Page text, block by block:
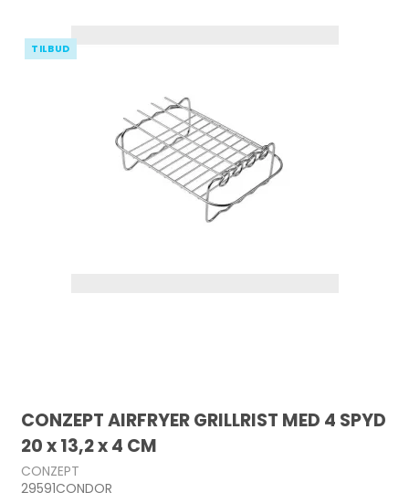
TILBUD
CONZEPT AIRFRYER GRILLRIST MED 4 SPYD
20 x 13,2 x 4 CM
CONZEPT
29591CONDOR